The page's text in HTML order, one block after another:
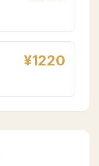
¥1220